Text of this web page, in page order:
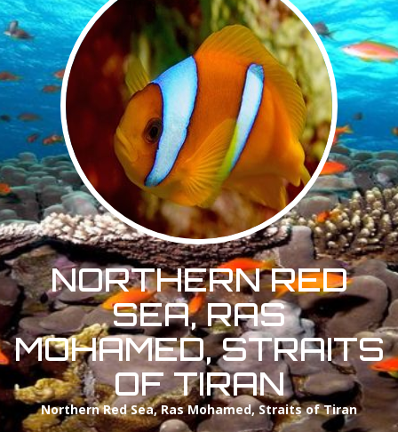
NORTHERN RED
SEA, RAS
MOHAMED, STRAITS
OF TIRAN
Northern Red Sea, Ras Mohamed, Straits of Tiran
For development purposes only For development